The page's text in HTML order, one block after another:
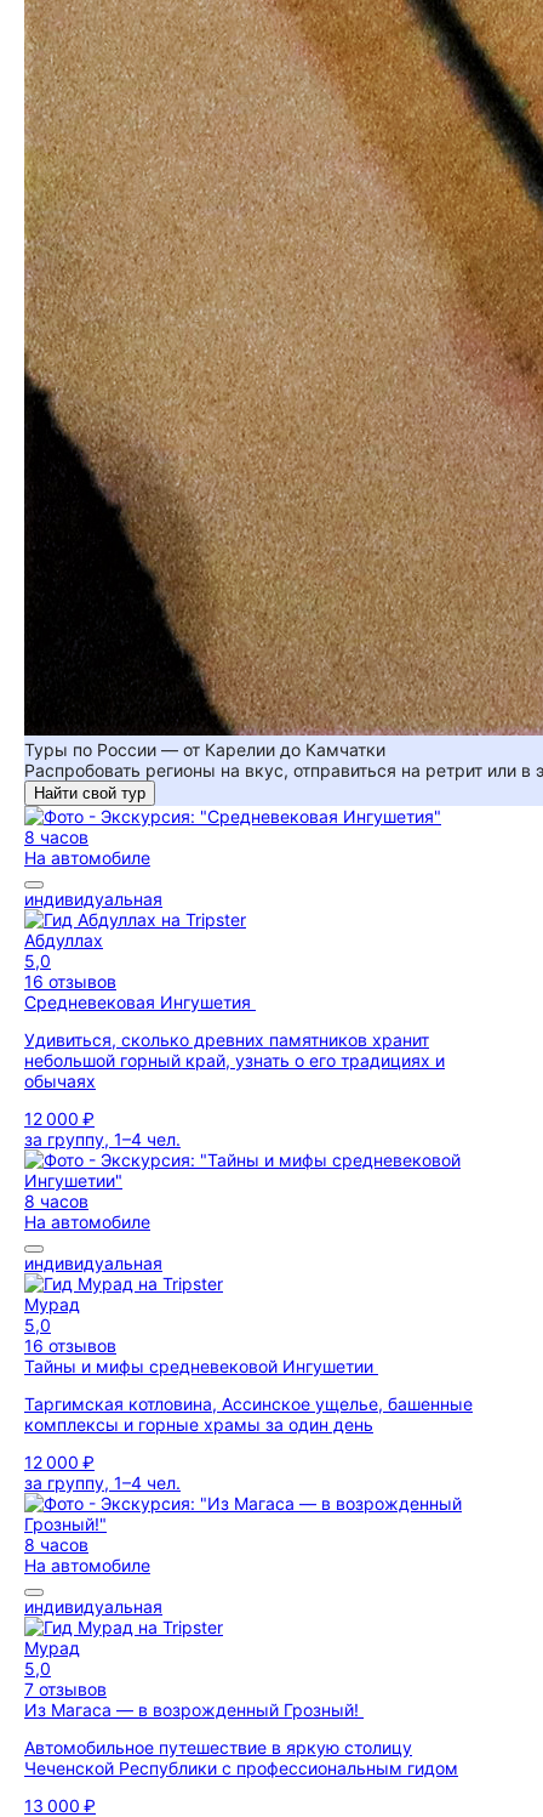
Туры по России — от Карелии до Камчатки
Распробовать регионы на вкус, отправиться на ретрит или в
Найти свой тур
8 часов
На автомобиле
индивидуальная
Абдуллах
5,0
16 отзывов
Средневековая Ингушетия
Удивиться, сколько древних памятников хранит
небольшой горный край, узнать о его традициях и
обычаях
12 000 ₽
за группу, 1–4 чел.
8 часов
На автомобиле
индивидуальная
Мурад
5,0
16 отзывов
Тайны и мифы средневековой Ингушетии
Таргимская котловина, Ассинское ущелье, башенные
комплексы и горные храмы за один день
12 000 ₽
за группу, 1–4 чел.
8 часов
На автомобиле
индивидуальная
Мурад
5,0
7 отзывов
Из Магаса — в возрожденный Грозный!
Автомобильное путешествие в яркую столицу
Чеченской Республики с профессиональным гидом
13 000 ₽